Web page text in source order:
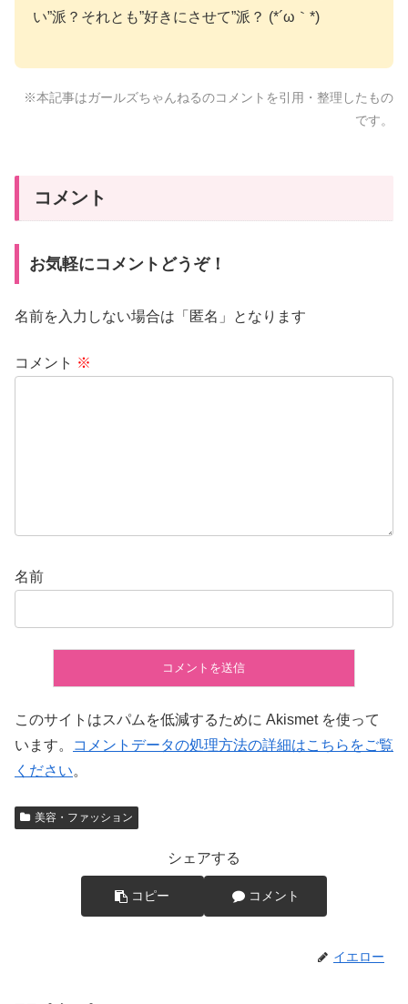
い”派？それとも”好きにさせて”派？ (*´ω｀*)
※本記事はガールズちゃんねるのコメントを引用・整理したもの
です。
コメント
お気軽にコメントどうぞ！
名前を入力しない場合は「匿名」となります
コメント ※
名前
このサイトはスパムを低減するために Akismet を使って
います。
コメントデータの処理方法の詳細はこちらをご覧
ください。
美容・ファッション
シェアする
コピー コメント
イエロー